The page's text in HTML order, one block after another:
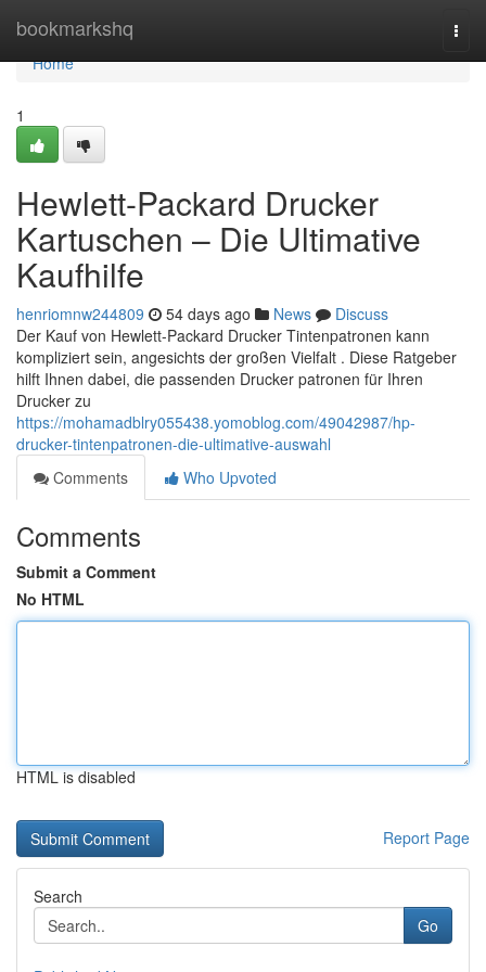
bookmarkshq
Home
Home
1
Hewlett-Packard Drucker
Kartuschen – Die Ultimative
Kaufhilfe
henriomnw244809 54 days ago News
Discuss
Der Kauf von Hewlett-Packard Drucker Tintenpatronen kann
kompliziert sein, angesichts der großen Vielfalt . Diese Ratgeber
hilft Ihnen dabei, die passenden Drucker patronen für Ihren
Drucker zu
https://mohamadblry055438.yomoblog.com/49042987/hp-
drucker-tintenpatronen-die-ultimative-auswahl
Comments
Who Upvoted
Comments
Submit a Comment
No HTML
HTML is disabled
Report Page
Search
Go